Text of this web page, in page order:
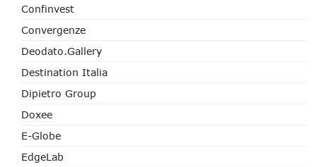
Confinvest
Convergenze
Deodato.Gallery
Destination Italia
Dipietro Group
Doxee
E-Globe
EdgeLab